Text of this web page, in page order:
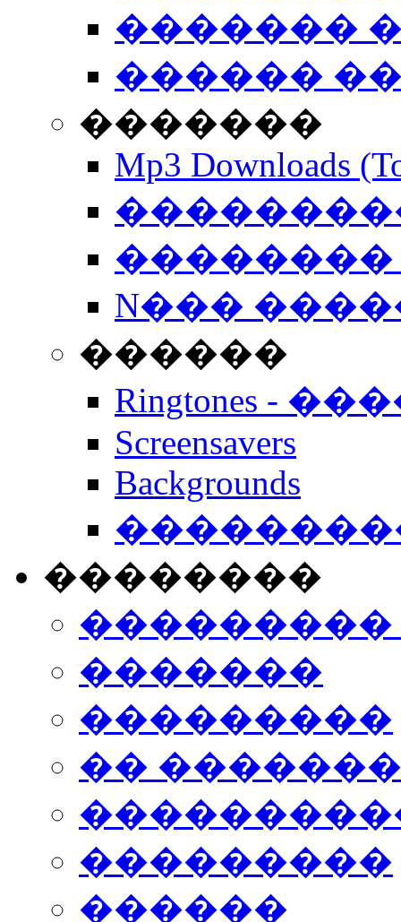
�������
������
�������
Mp3 Downloads
��������
N���
������
Ringtones -
Screensavers
Backgrounds
��������
���������
�������
���������
��
���������
������